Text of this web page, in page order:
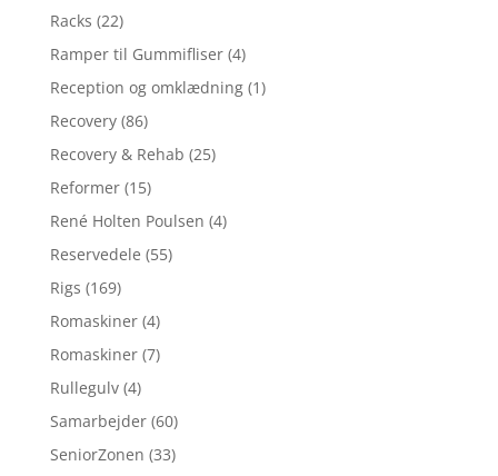
Racks (22)
Ramper til Gummifliser (4)
Reception og omklædning (1)
Recovery (86)
Recovery & Rehab (25)
Reformer (15)
René Holten Poulsen (4)
Reservedele (55)
Rigs (169)
Romaskiner (4)
Romaskiner (7)
Rullegulv (4)
Samarbejder (60)
SeniorZonen (33)